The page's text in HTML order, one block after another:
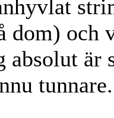
dom) och
absolut är
tunnare.